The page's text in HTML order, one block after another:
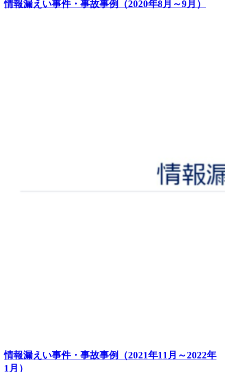
情報漏えい事件・事故事例（2020年8月～9月）
情報漏えい事件・事故事例（2021年11月～2022年
1月）